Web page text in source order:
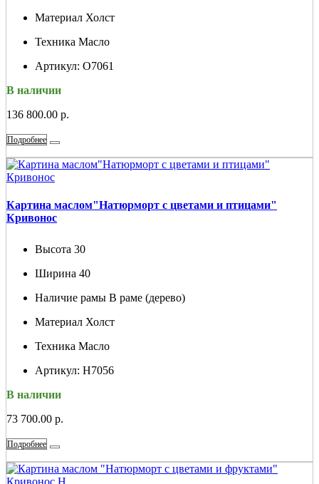
Материал Холст
Техника Масло
Артикул: О7061
В наличии
136 800.00 р.
Подробнее
Картина маслом"Натюрморт с цветами и птицами"
Кривонос
Высота 30
Ширина 40
Наличие рамы В раме (дерево)
Материал Холст
Техника Масло
Артикул: Н7056
В наличии
73 700.00 р.
Подробнее